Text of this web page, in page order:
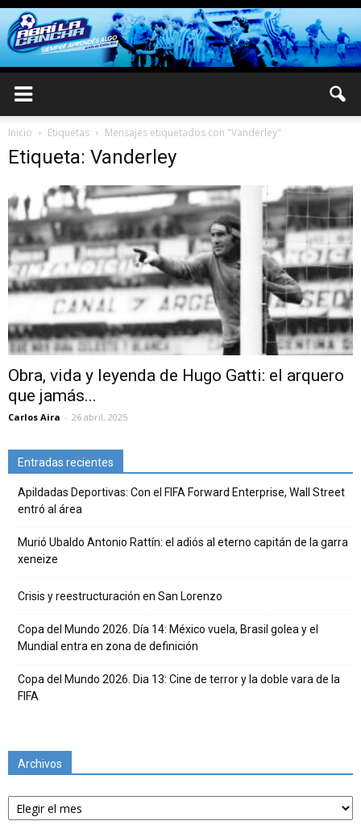
Inicio Etiquetas Mensajes etiquetados con "Vanderley"
Etiqueta: Vanderley
Obra, vida y leyenda de Hugo Gatti: el arquero
que jamás...
Carlos Aira - 26 abril, 2025
Entradas recientes
Apildadas Deportivas: Con el FIFA Forward Enterprise, Wall Street
entró al área
Murió Ubaldo Antonio Rattín: el adiós al eterno capitán de la garra
xeneize
Crisis y reestructuración en San Lorenzo
Copa del Mundo 2026. Día 14: México vuela, Brasil golea y el
Mundial entra en zona de definición
Copa del Mundo 2026. Dia 13: Cine de terror y la doble vara de la
FIFA
Archivos
Archivos